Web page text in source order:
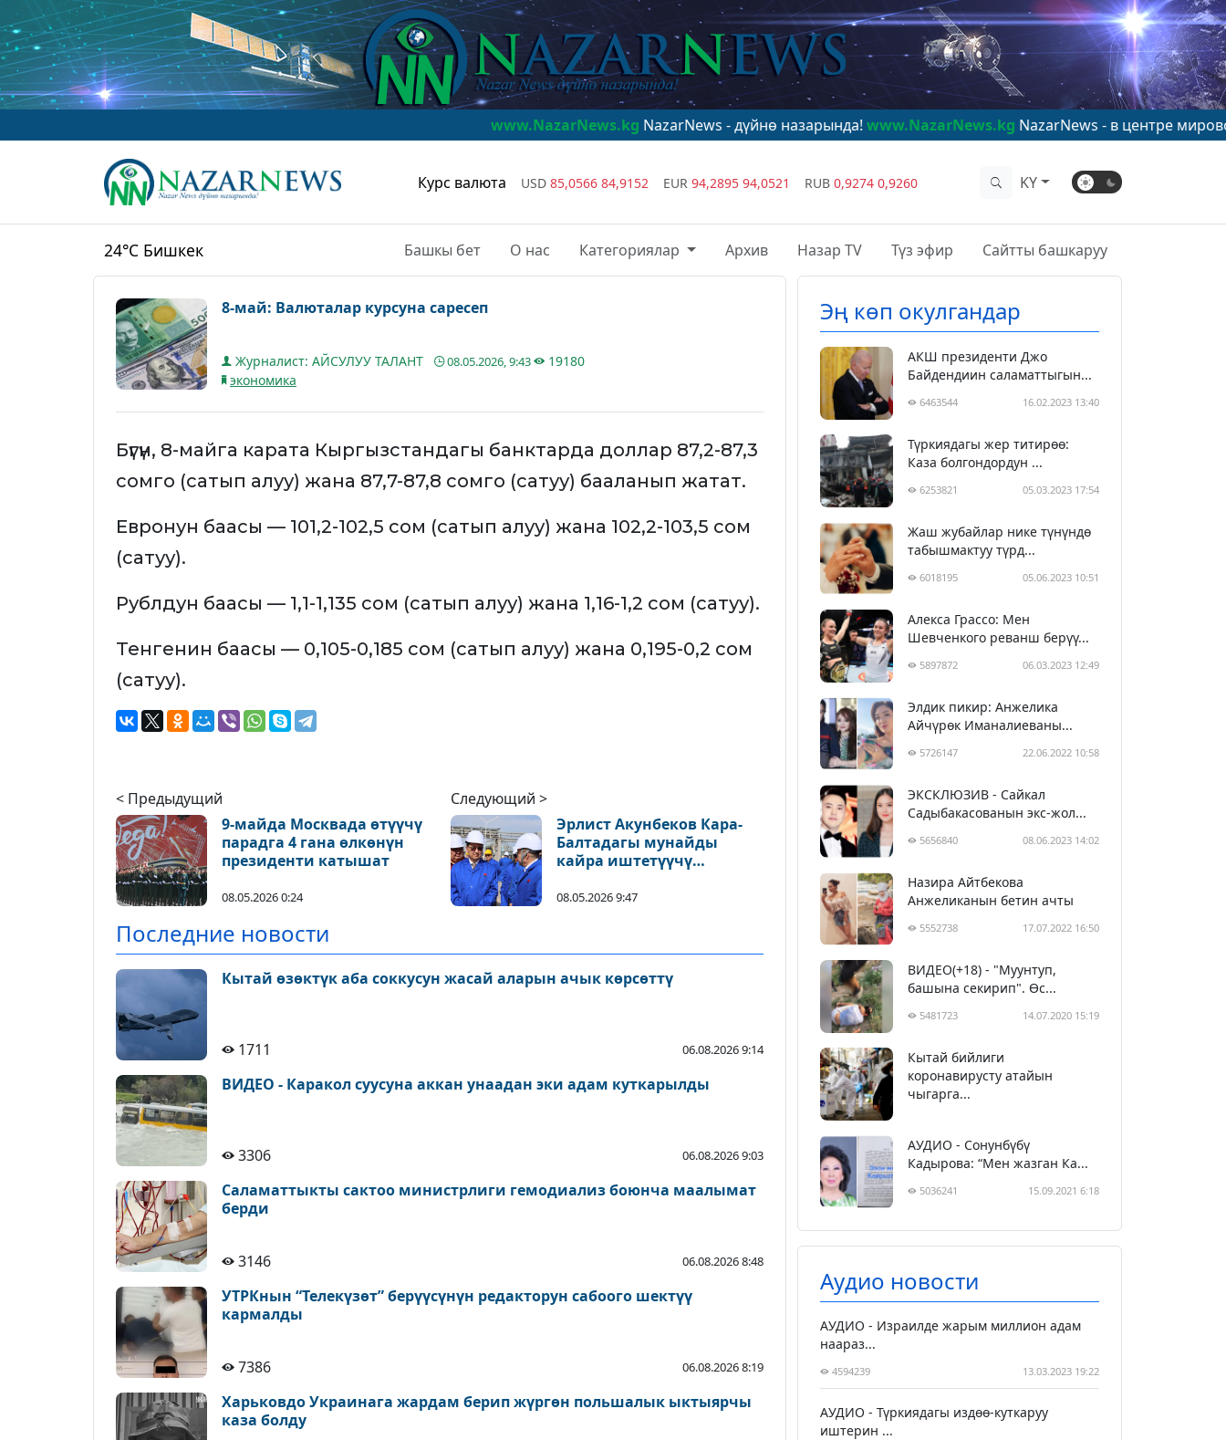
www.NazarNews.kgNazarNews - дүйнө назарында!www.NazarNews.kgNazarNews - в центре мирового
Курс валюта USD 85,0566 84,9152 EUR 94,2895 94,0521 RUB 0,9274 0,9260 KY
24°C Бишкек Башкы бет О нас Категориялар Архив Назар TV Түз эфир Сайтты башкаруу
8-май: Валюталар курсуна саресеп
Журналист: АЙСУЛУУ ТАЛАНТ 08.05.2026, 9:43
19180
экономика
Бүгүн, 8-майга карата Кыргызстандагы банктарда доллар 87,2-87,3
сомго (сатып алуу) жана 87,7-87,8 сомго (сатуу) бааланып жатат.
Евронун баасы — 101,2-102,5 сом (сатып алуу) жана 102,2-103,5 сом
(сатуу).
Рублдун баасы — 1,1-1,135 сом (сатып алуу) жана 1,16-1,2 сом (сатуу).
Тенгенин баасы — 0,105-0,185 сом (сатып алуу) жана 0,195-0,2 сом
(сатуу).
< Предыдущий
9-майда Москвада өтүүчү
парадга 4 гана өлкөнүн
президенти катышат
08.05.2026 0:24
Следующий >
Эрлист Акунбеков Кара-
Балтадагы мунайды
кайра иштетүүчү
08.05.2026 9:47
Последние новости
Кытай өзөктүк аба соккусун жасай аларын ачык көрсөттү
1711 06.08.2026 9:14
ВИДЕО - Каракол суусуна аккан унаадан эки адам куткарылды
3306 06.08.2026 9:03
Саламаттыкты сактоо министрлиги гемодиализ боюнча маалымат
берди
3146 06.08.2026 8:48
УТРКнын “Телекүзөт” берүүсүнүн редакторун сабоого шектүү
кармалды
7386 06.08.2026 8:19
Харьковдо Украинага жардам берип жүргөн польшалык ыктыярчы
каза болду
Эң көп окулгандар
АКШ президенти Джо
Байдендиин саламаттыгын...
6463544 16.02.2023 13:40
Түркиядагы жер титирөө:
Каза болгондордун ...
6253821 05.03.2023 17:54
Жаш жубайлар нике түнүндө
табышмактуу түрд...
6018195 05.06.2023 10:51
Алекса Грассо: Мен
Шевченкого реванш берүү...
5897872 06.03.2023 12:49
Элдик пикир: Анжелика
Айчүрөк Иманалиеваны...
5726147 22.06.2022 10:58
ЭКСКЛЮЗИВ - Сайкал
Садыбакасованын экс-жол...
5656840 08.06.2023 14:02
Назира Айтбекова
Анжеликанын бетин ачты
5552738 17.07.2022 16:50
ВИДЕО(+18) - "Муунтуп,
башына секирип". Өс...
5481723 14.07.2020 15:19
Кытай бийлиги
коронавирусту атайын
чыгарга...
АУДИО - Сонунбүбү
Кадырова: “Мен жазган Ка...
5036241 15.09.2021 6:18
Аудио новости
АУДИО - Израилде жарым миллион адам
наараз...
4594239 13.03.2023 19:22
АУДИО - Түркиядагы издөө-куткаруу
иштерин ...